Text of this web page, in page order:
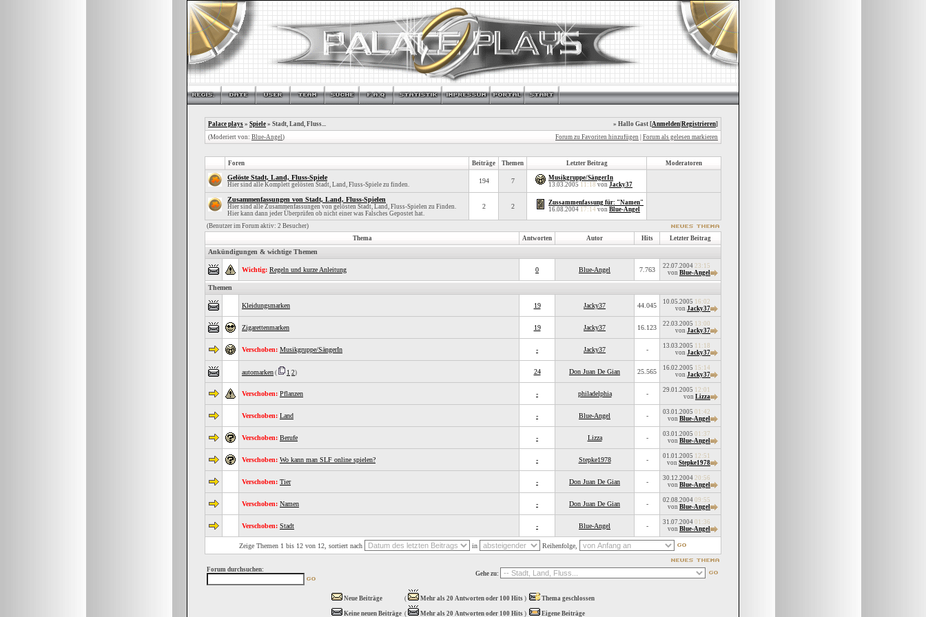
Palace plays » Spiele » Stadt, Land, Fluss... » Hallo Gast [Anmelden Registrieren]
(Moderiert von: Blue-Angel) Forum zu Favoriten hinzufügen Forum als gelesen markieren
Foren Beiträge Themen Letzter Beitrag Moderatoren
Gelöste Stadt, Land, Fluss-Spiele
Hier sind alle Komplett gelösten Stadt, Land, Fluss-Spiele zu finden. 194 7
Musikgruppe/SängerIn
13.03.2005 11:18 von Jacky37
Zusammenfassungen von Stadt, Land, Fluss-Spielen
Hier sind alle Zusammenfassungen von gelösten Stadt, Land, Fluss-Spielen zu Finden.
Hier kann dann jeder Überprüfen ob nicht einer was Falsches Gepostet hat.
2 2
Zussammenfassung für: "Namen"
16.08.2004 17:14 von Blue-Angel
(Benutzer im Forum aktiv: 2 Besucher)
Thema
Antworten Autor Hits Letzter Beitrag
Ankündigungen & wichtige Themen
Wichtig: Regeln und kurze Anleitung 0 Blue-Angel 7.763 22.07.2004 23:15
von Blue-Angel
Themen
Kleidungsmarken 19 Jacky37 44.045 10.05.2005 16:02
von Jacky37
Zigarettenmarken 19 Jacky37 16.123 22.03.2005 13:00
von Jacky37
Verschoben: Musikgruppe/SängerIn - Jacky37 - 13.03.2005 11:18
von Jacky37
automarken ( 1 2) 24 Don Juan De Gian 25.565 16.02.2005 15:14
von Jacky37
Verschoben: Pflanzen - philadelphia - 29.01.2005 12:01
von Lizza
Verschoben: Land - Blue-Angel - 03.01.2005 01:42
von Blue-Angel
Verschoben: Berufe - Lizza - 03.01.2005 01:37
von Blue-Angel
Verschoben: Wo kann man SLF online spielen? - Stepke1978 - 01.01.2005 12:51
von Stepke1978
Verschoben: Tier - Don Juan De Gian - 30.12.2004 20:56
von Blue-Angel
Verschoben: Namen - Don Juan De Gian - 02.08.2004 09:55
von Blue-Angel
Verschoben: Stadt - Blue-Angel - 31.07.2004 01:36
von Blue-Angel
Zeige Themen 1 bis 12 von 12, sortiert nach in Reihenfolge,
Forum durchsuchen:
Gehe zu:
Neue Beiträge ( Mehr als 20 Antworten oder 100 Hits ) Thema geschlossen
Keine neuen Beiträge ( Mehr als 20 Antworten oder 100 Hits ) Eigene Beiträge